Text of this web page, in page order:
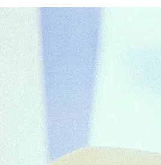
NOUVEAUTÉS
MANIFESTO
NOTRE HISTOIRE NOS ENGAGEMENTS
POINTS DE